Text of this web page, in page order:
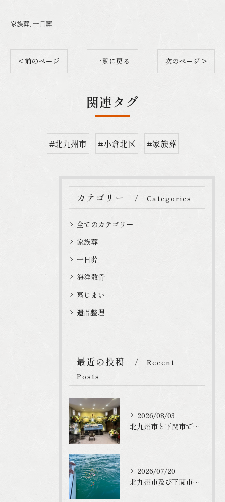
家族葬 一日葬
< 前のページ 一覧に戻る 次のページ >
関連タグ
#北九州市 #小倉北区 #家族葬
カテゴリー Categories
全てのカテゴリー
家族葬
一日葬
海洋散骨
墓じまい
遺品整理
最近の投稿
Recent
Posts
2026/08/03
北九州市と下関市で家族葬のご利用を頂きました
2026/07/20
北九州市及び下関市でお墓や仏壇終いをご検討の方